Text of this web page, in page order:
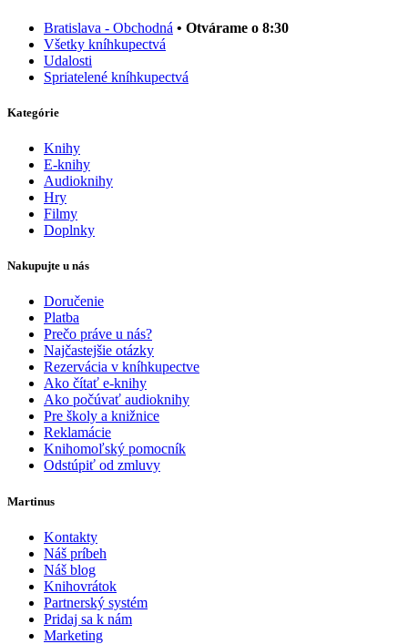
Bratislava - Obchodná • Otvárame o 8:30
Všetky kníhkupectvá
Udalosti
Spriatelené kníhkupectvá
Kategórie
Knihy
E-knihy
Audioknihy
Hry
Filmy
Doplnky
Nakupujte u nás
Doručenie
Platba
Prečo práve u nás?
Najčastejšie otázky
Rezervácia v kníhkupectve
Ako čítať e-knihy
Ako počúvať audioknihy
Pre školy a knižnice
Reklamácie
Knihomoľský pomocník
Odstúpiť od zmluvy
Martinus
Kontakty
Náš príbeh
Náš blog
Knihovrátok
Partnerský systém
Pridaj sa k nám
Marketing